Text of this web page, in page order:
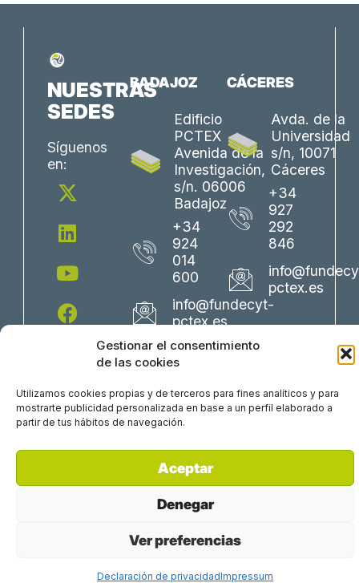
Gestionar el consentimiento
de las cookies
Utilizamos cookies propias y de terceros para fines analíticos y para
mostrarte publicidad personalizada en base a un perfil elaborado a
partir de tus hábitos de navegación.
Aceptar
Denegar
Ver preferencias
Declaración de privacidadImpressum
NUESTRAS
SEDES
Síguenos
en:
X
-
t
w
i
t
t
e
L
i
n
k
e
d
i
n
Y
o
u
t
u
b
e
F
a
c
e
b
o
o
k
I
n
s
t
a
g
r
a
BADAJOZ
Edificio
PCTEX
Avenida de la
Investigación,
s/n. 06006
Badajoz
+34
924
014
600
info@fundecyt-
pctex.es
CÁCERES
Avda. de la
Universidad
s/n, 10071
Cáceres
+34
927
292
846
pctex.es
Perfil del Contratante
Política Corporativa
Trabaja con nosotros
Aviso Legal
Política de Privacidad